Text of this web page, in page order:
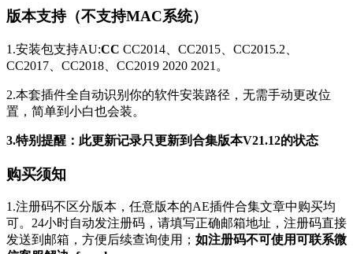
版本支持（不支持MAC系统）
1.安装包支持AU:CC CC2014、CC2015、CC2015.2、
CC2017、CC2018、CC2019 2020 2021。
2.本套插件全自动识别你的软件安装路径，无需手动更改位
置，简单到小白也会装。
3.特别提醒：此更新记录只更新到合集版本V21.12的状态
购买须知
1.注册码不区分版本，任意版本的AE插件合集文章中购买均
可。24小时自动发注册码，请填写正确邮箱地址，注册码直接
发送到邮箱，方便后续查询使用； 如注册码不可使用可联系微